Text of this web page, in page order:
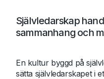
Självledarskap
sammanhang och
En kultur byggd på
sätta självledarskapet i